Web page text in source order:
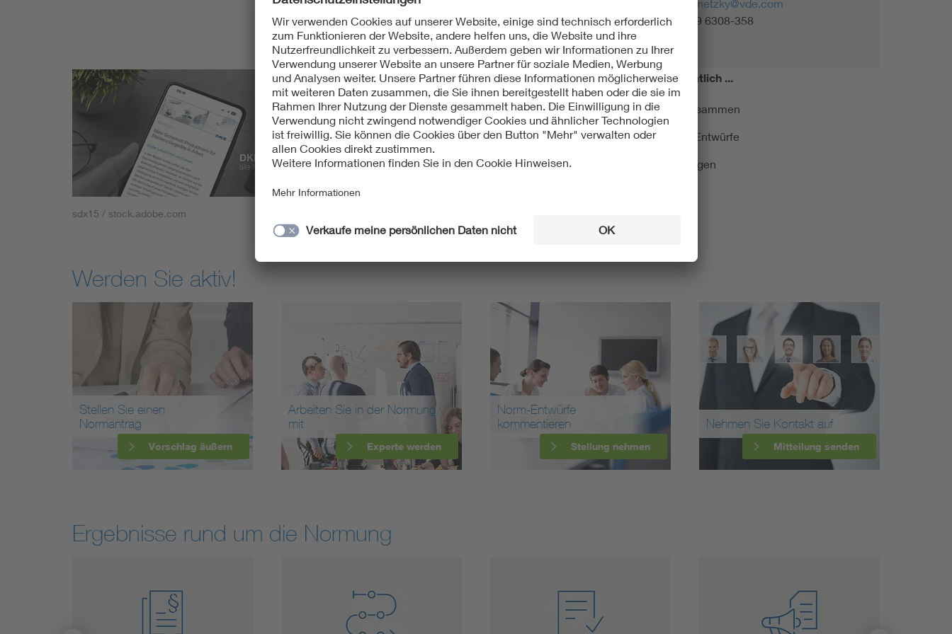
regine.kornetzky@vde.com
Tel. +49 69 6308-358
sdx15 / stock.adobe.com
Mit unserem DKE Newsletter sind Sie immer top informiert! Monatlich ...
fassen wir die wichtigsten Entwicklungen in der Normung kurz zusammen
berichten wir über aktuelle Arbeitsergebnisse, Publikationen und Entwürfe
informieren wir Sie bereits frühzeitig über zukünftige Veranstaltungen
Werden Sie aktiv!
Stellen Sie einen
Normantrag
Vorschlag äußern
Arbeiten Sie in der Normung
mit
Experte werden
Norm-Entwürfe
kommentieren
Stellung nehmen
Nehmen Sie Kontakt auf
Mitteilung senden
Ergebnisse rund um die Normung